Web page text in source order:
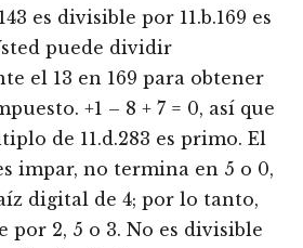
es divisible por 11.b.169 es
puede dividir
el 13 en 169 para obtener
+1 – 8 + 7 = 0, así que
de 11.d.283 es primo. El
impar, no termina en 5 o 0,
digital de 4; por lo tanto,
por 2, 5 o 3. No es divisible